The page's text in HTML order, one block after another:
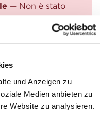
und Anzeigen zu
Medien anbieten zu
Website zu analysieren.
— Non è stato